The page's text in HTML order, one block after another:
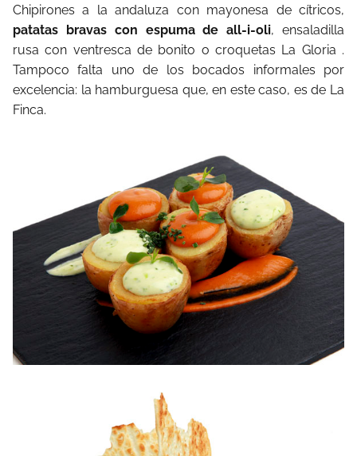
Chipirones a la andaluza con mayonesa de cítricos,
patatas bravas con espuma de all-i-oli, ensaladilla
rusa con ventresca de bonito o croquetas La Gloria .
Tampoco falta uno de los bocados informales por
excelencia: la hamburguesa que, en este caso, es de La
Finca.